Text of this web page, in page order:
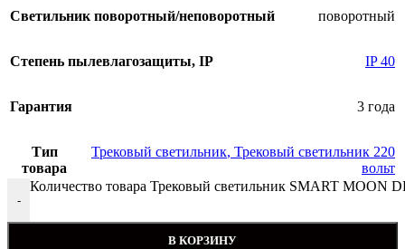
Светильник поворотный/неповоротный поворотный
Cтепень пылевлагозащиты, IP IP 40
Гарантия 3 года
Тип
товара
Трековый светильник, Трековый светильник 220
вольт
-
Количество товара Трековый светильник SMART MOON
В КОРЗИНУ